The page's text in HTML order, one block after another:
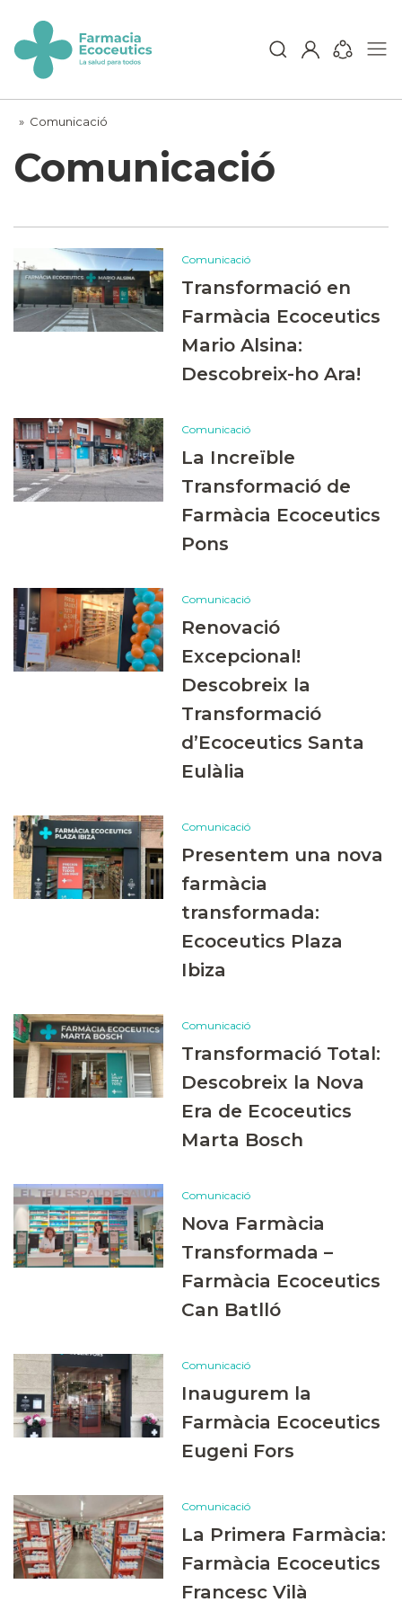
content
ecoceutics
» Comunicació
Comunicació
Comunicació
Transformació en
Farmàcia Ecoceutics
Mario Alsina:
Descobreix-ho Ara!
Comunicació
La Increïble
Transformació de
Farmàcia Ecoceutics
Pons
Comunicació
Renovació
Excepcional!
Descobreix la
Transformació
d’Ecoceutics Santa
Eulàlia
Comunicació
Presentem una nova
farmàcia
transformada:
Ecoceutics Plaza
Ibiza
Comunicació
Transformació Total:
Descobreix la Nova
Era de Ecoceutics
Marta Bosch
Comunicació
Nova Farmàcia
Transformada –
Farmàcia Ecoceutics
Can Batlló
Comunicació
Inaugurem la
Farmàcia Ecoceutics
Eugeni Fors
Comunicació
La Primera Farmàcia:
Farmàcia Ecoceutics
Francesc Vilà